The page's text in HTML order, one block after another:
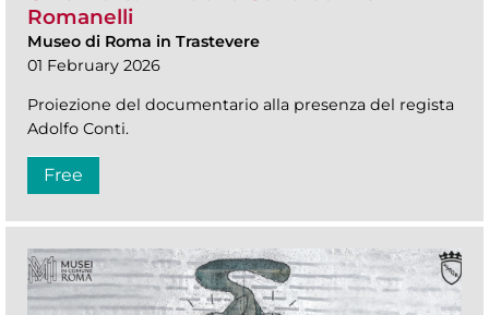
Romanelli
Museo di Roma in Trastevere
01 February 2026
Proiezione del documentario alla presenza del regista
Adolfo Conti.
Free